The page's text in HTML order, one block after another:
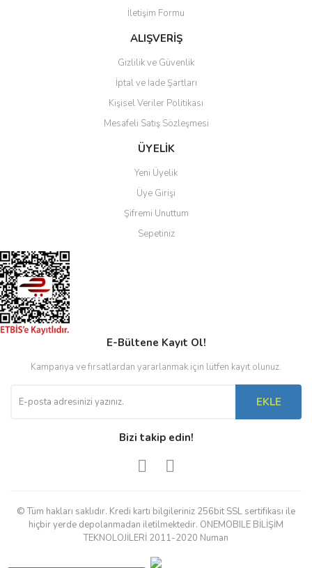
Ürün bilgilerinde hatalar bulunuyor.
Ürün fiyatı diğer sitelerden daha pahalı.
Gönder
İletişim Formu
ALIŞVERİŞ
Gizlilik ve Güvenlik
İptal ve İade Şartları
Kişisel Veriler Politikası
Mesafeli Satış Sözleşmesi
ÜYELİK
Yeni Üyelik
Üye Girişi
Şifremi Unuttum
Sepetiniz
E-Bültene Kayıt Ol!
Kampanya ve fırsatlardan yararlanmak için lütfen kayıt olunuz.
EKLE
Bizi takip edin!
© Tüm hakları saklıdır. Kredi kartı bilgileriniz 256bit SSL sertifikası ile
hiçbir yerde depolanmadan iletilmektedir. ONEMOBILE BİLİŞİM
TEKNOLOJİLERİ 2011-2020 Numan